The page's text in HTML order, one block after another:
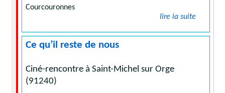
Courcouronnes
lire la suite
Ce qu’il reste de nous
Ciné-rencontre à Saint-Michel sur Orge
(91240)